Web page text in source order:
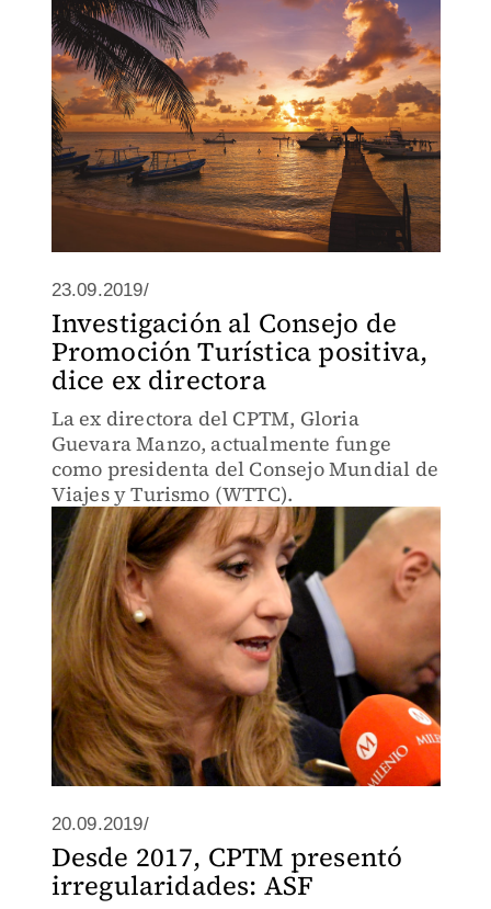
23.09.2019/
Investigación al Consejo de
Promoción Turística positiva,
dice ex directora
La ex directora del CPTM, Gloria
Guevara Manzo, actualmente funge
como presidenta del Consejo Mundial de
Viajes y Turismo (WTTC).
20.09.2019/
Desde 2017, CPTM presentó
irregularidades: ASF